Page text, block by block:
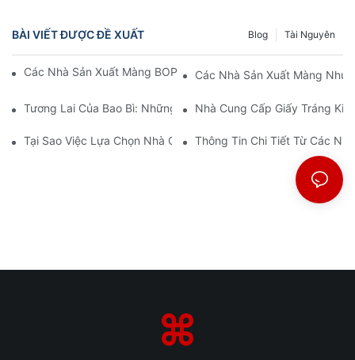
BÀI VIẾT ĐƯỢC ĐỀ XUẤT Tài Nguyên
Blog
Các Nhà Sản Xuất Màng BOPP: Xương Sống Của Bao Bì Mềm
Các Nhà Sản Xuất Màng
Tương Lai Của Bao Bì: Những Hiểu Biết Từ Các Nhà Sản Xuất
Nhà Cung Cấp Giấy Tráng
Tại Sao Việc Lựa Chọn Nhà Cung Cấp Màng BOPP Phù Hợp
Thông Tin Chi Tiết Từ Các